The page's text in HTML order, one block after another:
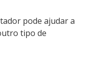
pode ajudar a
tipo de